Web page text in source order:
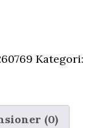
Kategori:
(0)